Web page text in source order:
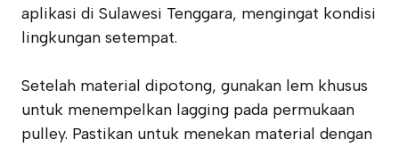
aplikasi di Sulawesi Tenggara, mengingat kondisi
lingkungan setempat.
Setelah material dipotong, gunakan lem khusus
untuk menempelkan lagging pada permukaan
pulley. Pastikan untuk menekan material dengan